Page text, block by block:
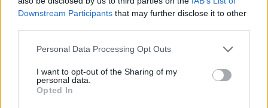
Downstream Participants that may further disclose it to other
Personal Data Processing Opt Outs
I want to opt-out of the Sharing of my
personal data.
Opted In